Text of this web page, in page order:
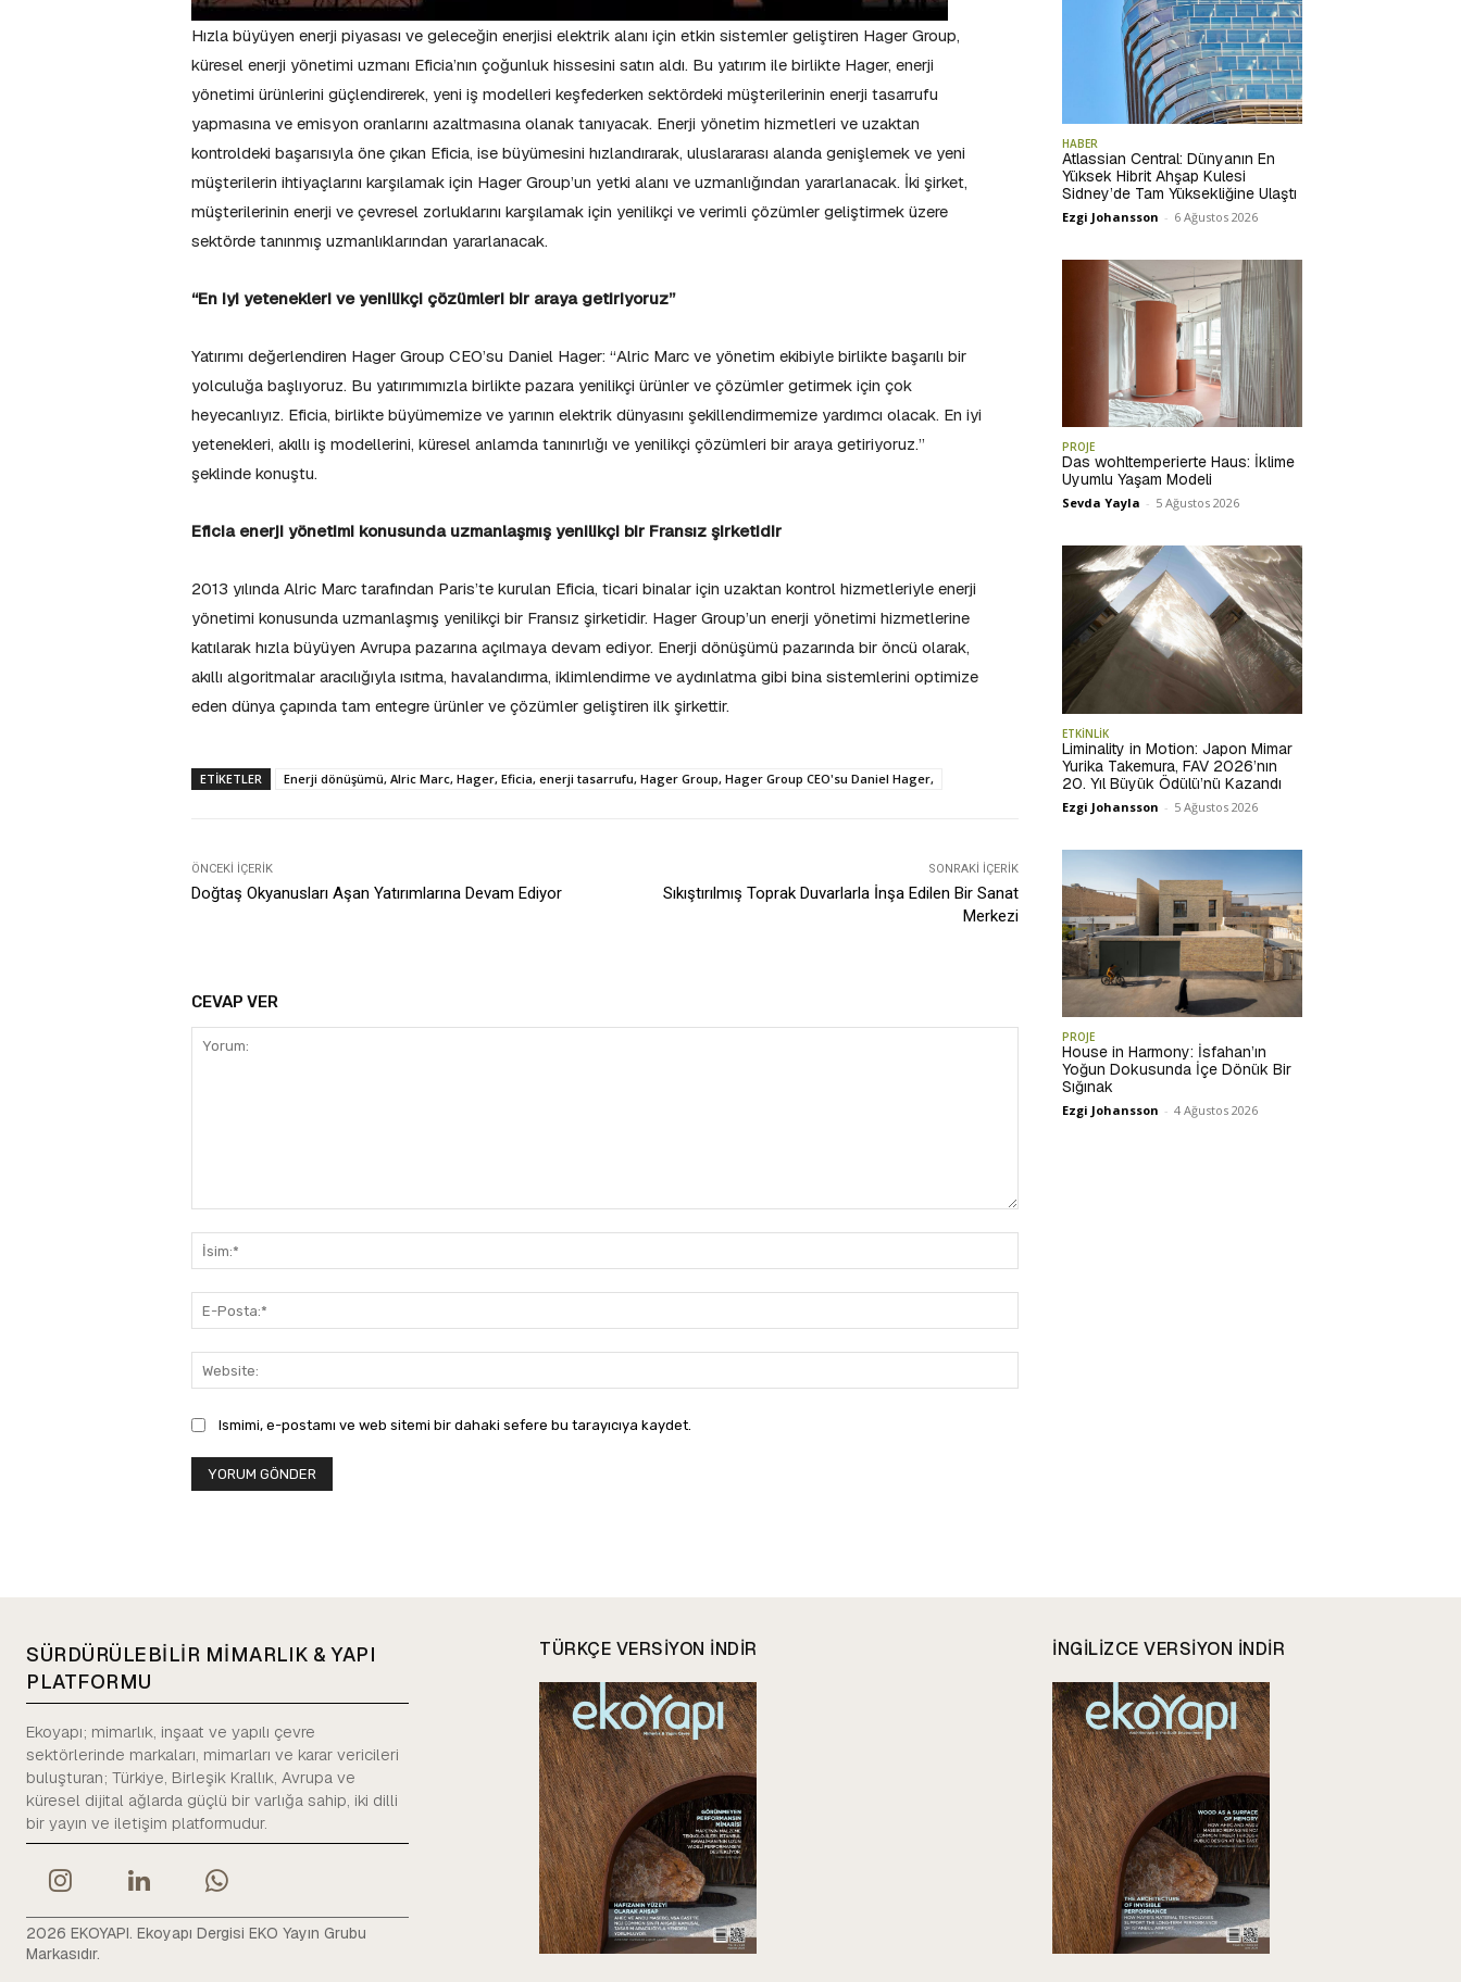
Hızla büyüyen enerji piyasası ve geleceğin enerjisi elektrik alanı için etkin sistemler geliştiren Hager Group,
küresel enerji yönetimi uzmanı Eficia’nın çoğunluk hissesini satın aldı. Bu yatırım ile birlikte Hager, enerji
yönetimi ürünlerini güçlendirerek, yeni iş modelleri keşfederken sektördeki müşterilerinin enerji tasarrufu
yapmasına ve emisyon oranlarını azaltmasına olanak tanıyacak. Enerji yönetim hizmetleri ve uzaktan
kontroldeki başarısıyla öne çıkan Eficia, ise büyümesini hızlandırarak, uluslararası alanda genişlemek ve yeni
müşterilerin ihtiyaçlarını karşılamak için Hager Group’un yetki alanı ve uzmanlığından yararlanacak. İki şirket,
müşterilerinin enerji ve çevresel zorluklarını karşılamak için yenilikçi ve verimli çözümler geliştirmek üzere
sektörde tanınmış uzmanlıklarından yararlanacak.
“En iyi yetenekleri ve yenilikçi çözümleri bir araya getiriyoruz”
Yatırımı değerlendiren Hager Group CEO’su Daniel Hager: “Alric Marc ve yönetim ekibiyle birlikte başarılı bir
yolculuğa başlıyoruz. Bu yatırımımızla birlikte pazara yenilikçi ürünler ve çözümler getirmek için çok
heyecanlıyız. Eficia, birlikte büyümemize ve yarının elektrik dünyasını şekillendirmemize yardımcı olacak. En iyi
yetenekleri, akıllı iş modellerini, küresel anlamda tanınırlığı ve yenilikçi çözümleri bir araya getiriyoruz.”
şeklinde konuştu.
Eficia enerji yönetimi konusunda uzmanlaşmış yenilikçi bir Fransız şirketidir
2013 yılında Alric Marc tarafından Paris’te kurulan Eficia, ticari binalar için uzaktan kontrol hizmetleriyle enerji
yönetimi konusunda uzmanlaşmış yenilikçi bir Fransız şirketidir. Hager Group’un enerji yönetimi hizmetlerine
katılarak hızla büyüyen Avrupa pazarına açılmaya devam ediyor. Enerji dönüşümü pazarında bir öncü olarak,
akıllı algoritmalar aracılığıyla ısıtma, havalandırma, iklimlendirme ve aydınlatma gibi bina sistemlerini optimize
eden dünya çapında tam entegre ürünler ve çözümler geliştiren ilk şirkettir.
ETIKETLER Enerji dönüşümü, Alric Marc, Hager, Eficia, enerji tasarrufu, Hager Group, Hager Group CEO'su Daniel Hager,
ÖNCEKI İÇERIK
Doğtaş Okyanusları Aşan Yatırımlarına Devam Ediyor
SONRAKI İÇERIK
Sıkıştırılmış Toprak Duvarlarla İnşa Edilen Bir Sanat
Merkezi
CEVAP VER
Posta:*
Ismimi, e-postamı ve web sitemi bir dahaki sefere bu tarayıcıya kaydet.
HABER
Atlassian Central: Dünyanın En
Yüksek Hibrit Ahşap Kulesi
Sidney’de Tam Yüksekliğine Ulaştı
Ezgi Johansson - 6 Ağustos 2026
PROJE
Das wohltemperierte Haus: İklime
Uyumlu Yaşam Modeli
Sevda Yayla - 5 Ağustos 2026
ETKİNLİK
Liminality in Motion: Japon Mimar
Yurika Takemura, FAV 2026’nın
20. Yıl Büyük Ödülü’nü Kazandı
Ezgi Johansson - 5 Ağustos 2026
PROJE
House in Harmony: İsfahan’ın
Yoğun Dokusunda İçe Dönük Bir
Sığınak
Ezgi Johansson - 4 Ağustos 2026
SÜRDÜRÜLEBİLİR MİMARLIK & YAPI
PLATFORMU
Ekoyapı; mimarlık, inşaat ve yapılı çevre
sektörlerinde markaları, mimarları ve karar vericileri
buluşturan; Türkiye, Birleşik Krallık, Avrupa ve
küresel dijital ağlarda güçlü bir varlığa sahip, iki dilli
bir yayın ve iletişim platformudur.
2026 EKOYAPI. Ekoyapı Dergisi EKO Yayın Grubu
Markasıdır.
TÜRKÇE VERSIYON INDIR INGILIZCE VERSIYON INDIR